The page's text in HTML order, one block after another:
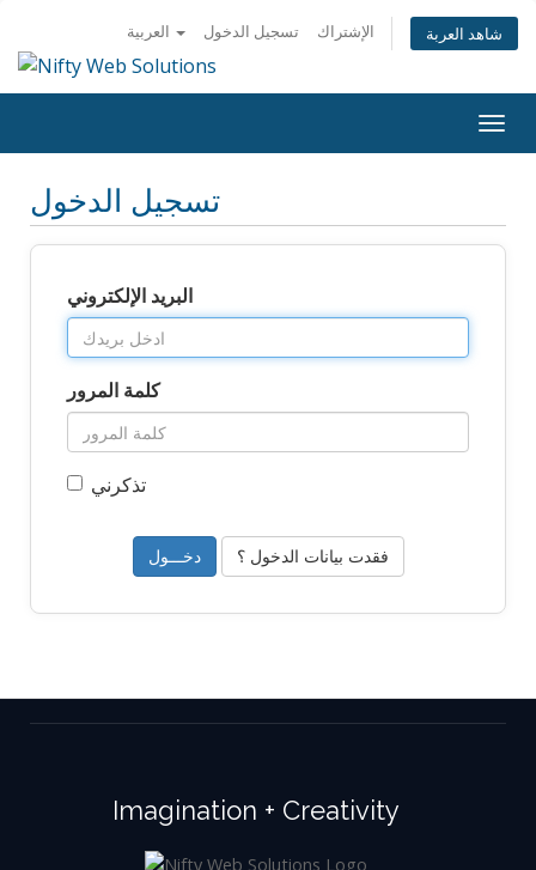
تسجيل الدخول الإشتراك شاهد العربة
تسجيل الدخول
البريد الإلكتروني
كلمة المرور
تذكرني
فقدت بيانات الدخول ؟
Imagination + Creativity